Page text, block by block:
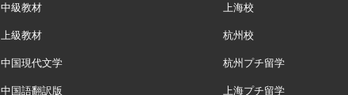
中級教材
上級教材
中国現代文学
中国語翻訳版
上海校
杭州校
杭州プチ留学
上海プチ留学